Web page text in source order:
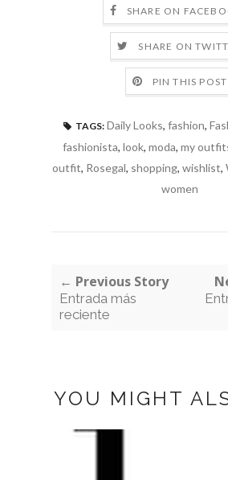
SHARE ON
SHARE ON
PIN THIS POST
TAGS: Daily Looks, fashion,
fashionista, look, moda, my
outfit, Rosegal, shopping, wishlist,
women
← Previous Story
Entrada más
reciente
YOU MIGHT